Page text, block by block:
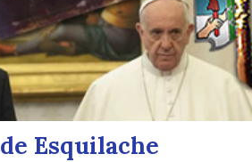
Esquilache